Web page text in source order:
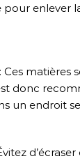
pour enlever
Ces matières
donc
un endroit